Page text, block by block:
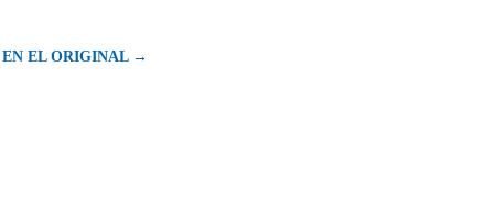
EN EL ORIGINAL →